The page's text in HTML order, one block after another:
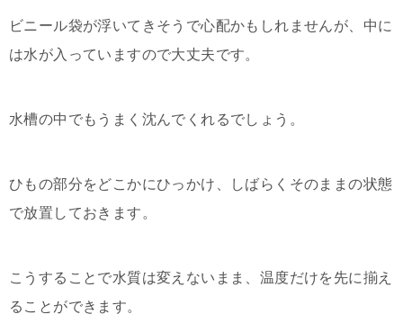
ビニール袋が浮いてきそうで心配かもしれませんが、中に
は水が入っていますので大丈夫です。
水槽の中でもうまく沈んでくれるでしょう。
ひもの部分をどこかにひっかけ、しばらくそのままの状態
で放置しておきます。
こうすることで水質は変えないまま、温度だけを先に揃え
ることができます。